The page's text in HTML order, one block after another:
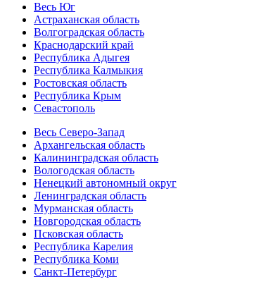
Весь Юг
Астраханская область
Волгоградская область
Краснодарский край
Республика Адыгея
Республика Калмыкия
Ростовская область
Республика Крым
Севастополь
Весь Северо-Запад
Архангельская область
Калининградская область
Вологодская область
Ненецкий автономный округ
Ленинградская область
Мурманская область
Новгородская область
Псковская область
Республика Карелия
Республика Коми
Санкт-Петербург